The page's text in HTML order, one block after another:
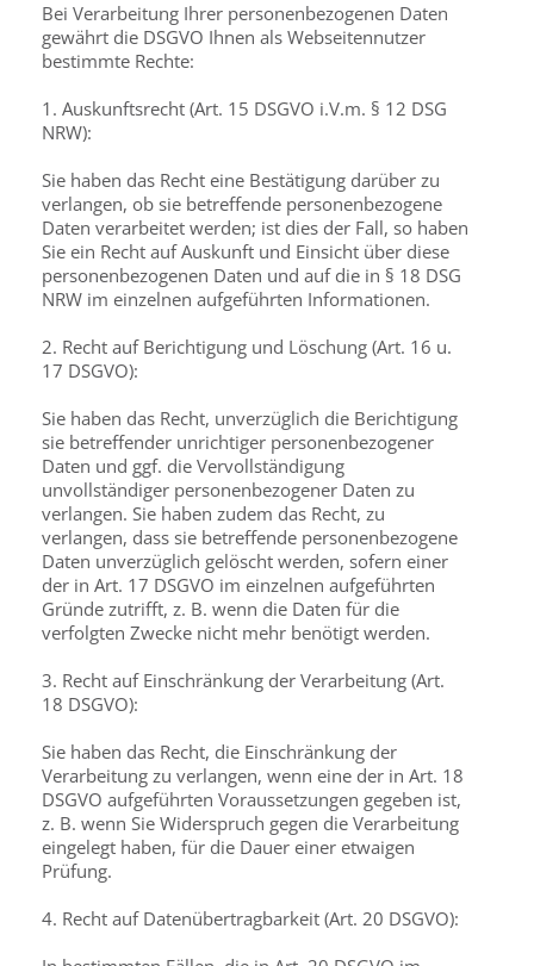
Bei Verarbeitung Ihrer personenbezogenen Daten
gewährt die DSGVO Ihnen als Webseitennutzer
bestimmte Rechte:
1. Auskunftsrecht (Art. 15 DSGVO i.V.m. § 12 DSG
NRW):
Sie haben das Recht eine Bestätigung darüber zu
verlangen, ob sie betreffende personenbezogene
Daten verarbeitet werden; ist dies der Fall, so haben
Sie ein Recht auf Auskunft und Einsicht über diese
personenbezogenen Daten und auf die in § 18 DSG
NRW im einzelnen aufgeführten Informationen.
2. Recht auf Berichtigung und Löschung (Art. 16 u.
17 DSGVO):
Sie haben das Recht, unverzüglich die Berichtigung
sie betreffender unrichtiger personenbezogener
Daten und ggf. die Vervollständigung
unvollständiger personenbezogener Daten zu
verlangen. Sie haben zudem das Recht, zu
verlangen, dass sie betreffende personenbezogene
Daten unverzüglich gelöscht werden, sofern einer
der in Art. 17 DSGVO im einzelnen aufgeführten
Gründe zutrifft, z. B. wenn die Daten für die
verfolgten Zwecke nicht mehr benötigt werden.
3. Recht auf Einschränkung der Verarbeitung (Art.
18 DSGVO):
Sie haben das Recht, die Einschränkung der
Verarbeitung zu verlangen, wenn eine der in Art. 18
DSGVO aufgeführten Voraussetzungen gegeben ist,
z. B. wenn Sie Widerspruch gegen die Verarbeitung
eingelegt haben, für die Dauer einer etwaigen
Prüfung.
4. Recht auf Datenübertragbarkeit (Art. 20 DSGVO):